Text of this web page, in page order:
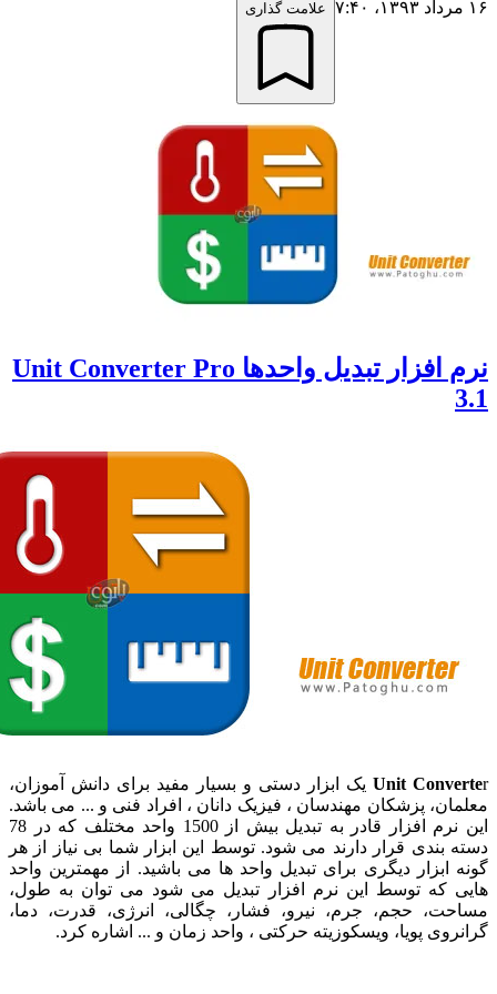
علامت گذاری
نرم افزار تبدیل واحدها Unit Converter Pro
Unit r یک ابزار دستی و بسیار مفید برای دانش آموزان،
پزشکان مهندسان ، فیزیک دانان ، افراد فنی و ... می باشد.
این نرم افزار قادر به تبدیل بیش از 1500 واحد مختلف که در 78
بندی قرار دارند می شود. توسط این ابزار شما بی نیاز از هر
ابزار دیگری برای تبدیل واحد ها می باشید. از مهمترین واحد
که توسط این نرم افزار تبدیل می شود می توان به طول،
حجم، جرم، نیرو، فشار، چگالی، انرژی، قدرت، دما،
پویا، ویسکوزیته حرکتی ، واحد زمان و ... اشاره کرد.